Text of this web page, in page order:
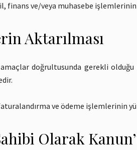
finans ve/veya muhasebe
Aktarılması
amaçlar doğrultusunda gerekli
ve ödeme işlemlerinin
Olarak